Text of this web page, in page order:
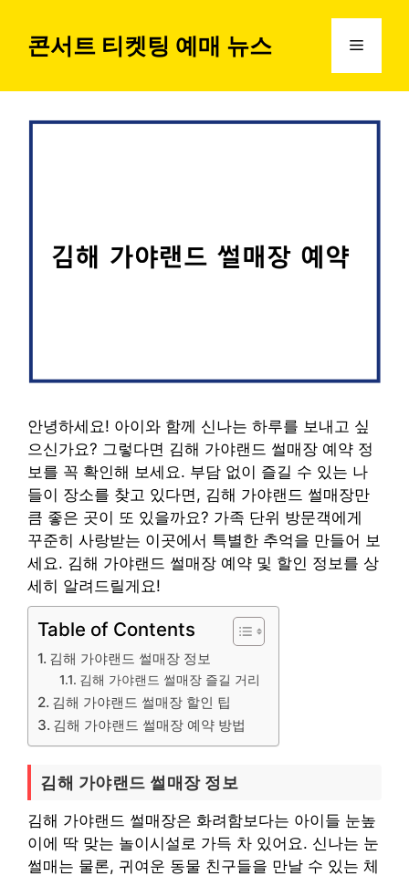
콘서트 티켓팅 예매 뉴스 메
안녕하세요! 아이와 함께 신나는 하루를 보내고 싶
으신가요? 그렇다면 김해 가야랜드 썰매장 예약 정
보를 꼭 확인해 보세요. 부담 없이 즐길 수 있는 나
들이 장소를 찾고 있다면, 김해 가야랜드 썰매장만
큼 좋은 곳이 또 있을까요? 가족 단위 방문객에게
꾸준히 사랑받는 이곳에서 특별한 추억을 만들어 보
세요. 김해 가야랜드 썰매장 예약 및 할인 정보를 상
세히 알려드릴게요!
Table of Contents
김해 가야랜드 썰매장 정보
김해 가야랜드 썰매장 즐길 거리
김해 가야랜드 썰매장 할인 팁
김해 가야랜드 썰매장 예약 방법
김해 가야랜드 썰매장 정보
김해 가야랜드 썰매장은 화려함보다는 아이들 눈높
이에 딱 맞는 놀이시설로 가득 차 있어요. 신나는 눈
썰매는 물론, 귀여운 동물 친구들을 만날 수 있는 체